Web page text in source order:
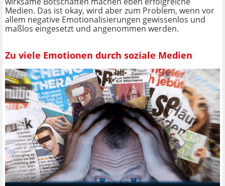
Medien. Das ist okay, wird aber zum Problem, wenn vor
allem negative Emotionalisierungen gewissenlos und
maßlos eingesetzt und angenommen werden.
Zu viele Emotionen durch soziale Medien